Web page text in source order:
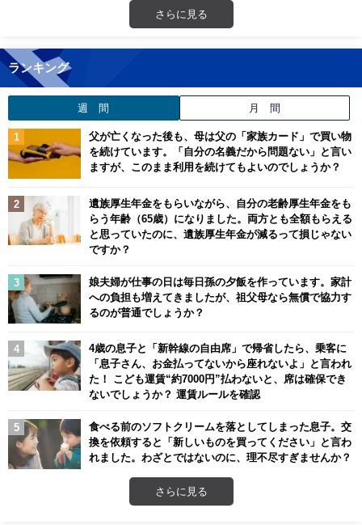
さらに見る
ランキング
週 間 月 間
父が亡くなった後も、母は父の「家族カード」で買い物
を続けています。「自分の名義だから問題ない」と言い
ますが、このまま利用を続けてもよいのでしょうか？
遺族厚生年金をもらいながら、自分の老齢厚生年金をも
らう年齢（65歳）になりました。両方とも全額もらえる
と思っていたのに、遺族厚生年金が減るって損じゃない
ですか？
娘夫婦が仕事の日は毎日孫の夕飯を作っています。家計
への負担も増えてきましたが、祖父母なら無償で協力す
るのが普通でしょうか？
4歳の息子と「新幹線の自由席」で帰省したら、乗客に
「息子さん、お金払ってないから座れないよ」と言われ
た！ こども運賃“約7000円”払わないと、席は確保でき
ないでしょうか？ 運賃ルールを確認
食べる前のソフトクリームを落としてしまった息子。交
換を依頼すると「新しいものを買ってください」と言わ
れました。わざとではないのに、理不尽すぎませんか？
さらに見る